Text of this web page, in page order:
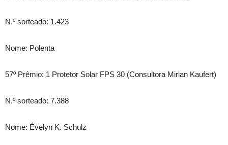
N.º sorteado: 1.423
Nome: Polenta
57º Prêmio: 1 Protetor Solar FPS 30 (Consultora Mirian Kaufert)
N.º sorteado: 7.388
Nome: Évelyn K. Schulz